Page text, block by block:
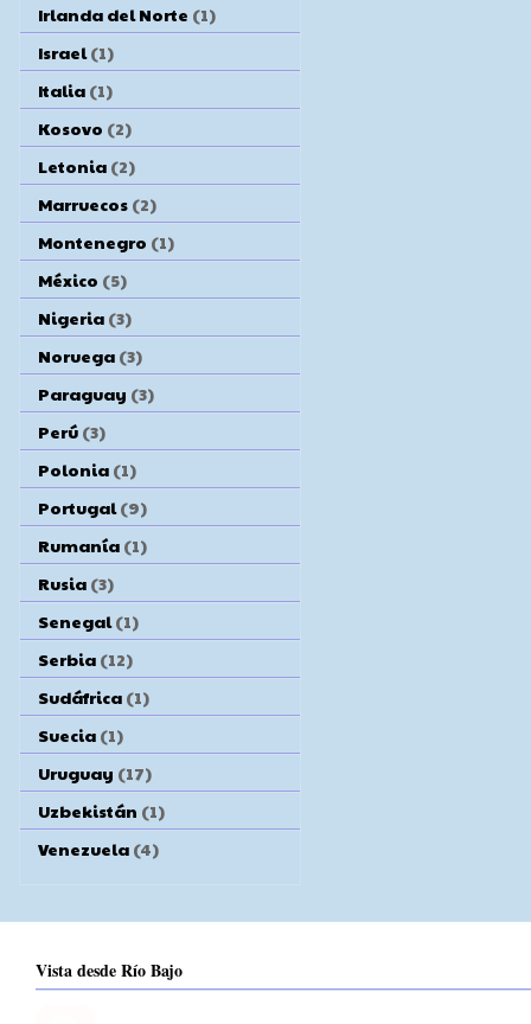
Irlanda del Norte (1)
Israel (1)
Italia (1)
Kosovo (2)
Letonia (2)
Marruecos (2)
Montenegro (1)
México (5)
Nigeria (3)
Noruega (3)
Paraguay (3)
Perú (3)
Polonia (1)
Portugal (9)
Rumanía (1)
Rusia (3)
Senegal (1)
Serbia (12)
Sudáfrica (1)
Suecia (1)
Uruguay (17)
Uzbekistán (1)
Venezuela (4)
Vista desde Río Bajo